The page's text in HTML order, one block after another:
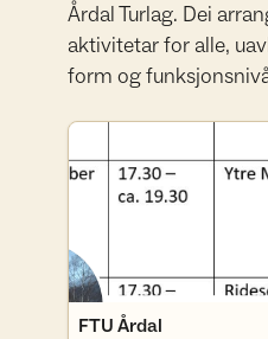
Årdal Turlag. Dei
aktivitetar for alle,
form og
FTU Årdal
FTU Årdal